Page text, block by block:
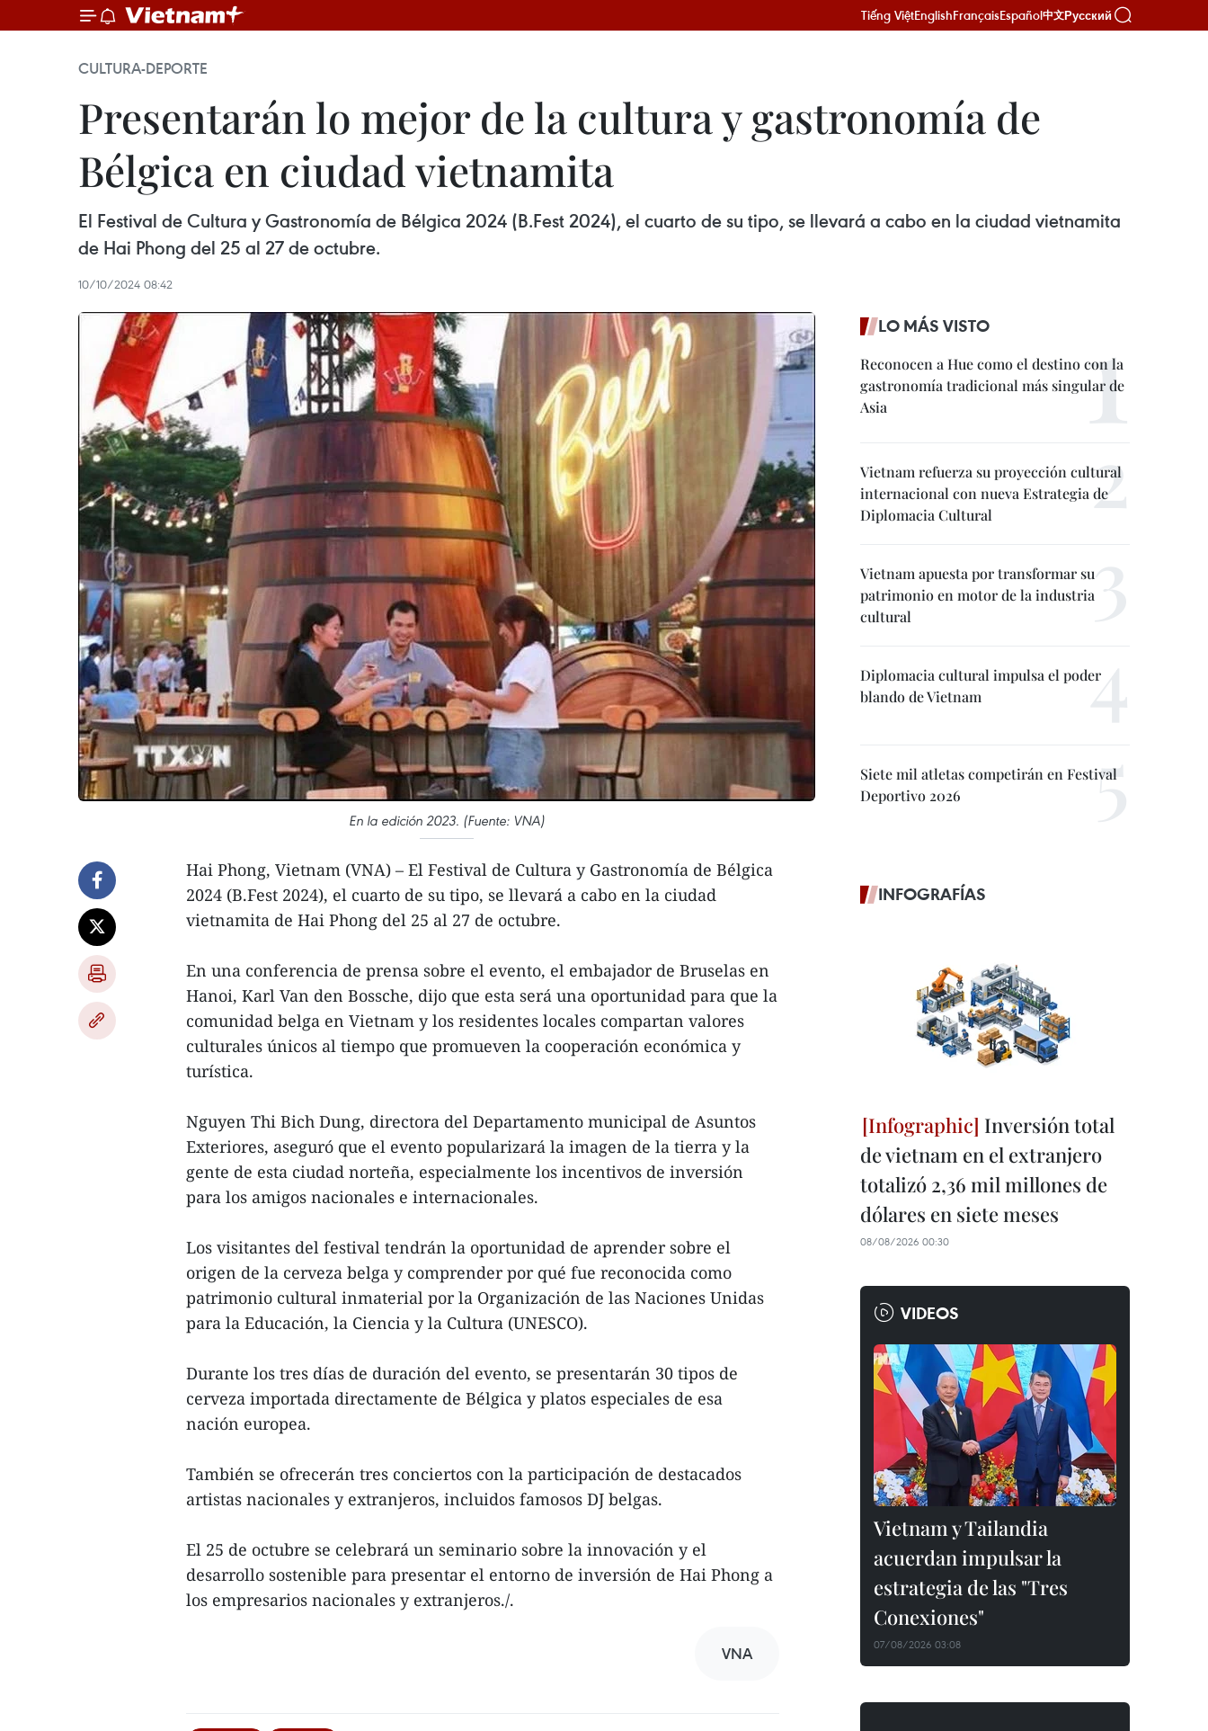
Tiếng ViệtEnglishFrançaisEspañol中文Русский
CULTURA-DEPORTE
Presentarán lo mejor de la cultura y gastronomía de
Bélgica en ciudad vietnamita
El Festival de Cultura y Gastronomía de Bélgica 2024 (B.Fest 2024), el cuarto de su tipo, se llevará a cabo en la ciudad vietnamita
de Hai Phong del 25 al 27 de octubre.
10/10/2024 08:42
En la edición 2023. (Fuente: VNA)
Hai Phong, Vietnam (VNA) – El Festival de Cultura y Gastronomía de Bélgica
2024 (B.Fest 2024), el cuarto de su tipo, se llevará a cabo en la ciudad
vietnamita de Hai Phong del 25 al 27 de octubre.
En una conferencia de prensa sobre el evento, el embajador de Bruselas en
Hanoi, Karl Van den Bossche, dijo que esta será una oportunidad para que la
comunidad belga en Vietnam y los residentes locales compartan valores
culturales únicos al tiempo que promueven la cooperación económica y
turística.
Nguyen Thi Bich Dung, directora del Departamento municipal de Asuntos
Exteriores, aseguró que el evento popularizará la imagen de la tierra y la
gente de esta ciudad norteña, especialmente los incentivos de inversión
para los amigos nacionales e internacionales.
Los visitantes del festival tendrán la oportunidad de aprender sobre el
origen de la cerveza belga y comprender por qué fue reconocida como
patrimonio cultural inmaterial por la Organización de las Naciones Unidas
para la Educación, la Ciencia y la Cultura (UNESCO).
Durante los tres días de duración del evento, se presentarán 30 tipos de
cerveza importada directamente de Bélgica y platos especiales de esa
nación europea.
También se ofrecerán tres conciertos con la participación de destacados
artistas nacionales y extranjeros, incluidos famosos DJ belgas.
El 25 de octubre se celebrará un seminario sobre la innovación y el
desarrollo sostenible para presentar el entorno de inversión de Hai Phong a
los empresarios nacionales y extranjeros./.
VNA
LO MÁS VISTO
Reconocen a Hue como el destino con la
gastronomía tradicional más singular de
Asia
Vietnam refuerza su proyección cultural
internacional con nueva Estrategia de
Diplomacia Cultural
Vietnam apuesta por transformar su
patrimonio en motor de la industria
cultural
Diplomacia cultural impulsa el poder
blando de Vietnam
Siete mil atletas competirán en Festival
Deportivo 2026
INFOGRAFÍAS
Inversión total
de vietnam en el extranjero
totalizó 2,36 mil millones de
dólares en siete meses
08/08/2026 00:30
VIDEOS
Vietnam y Tailandia
acuerdan impulsar la
estrategia de las "Tres
Conexiones"
07/08/2026 03:08